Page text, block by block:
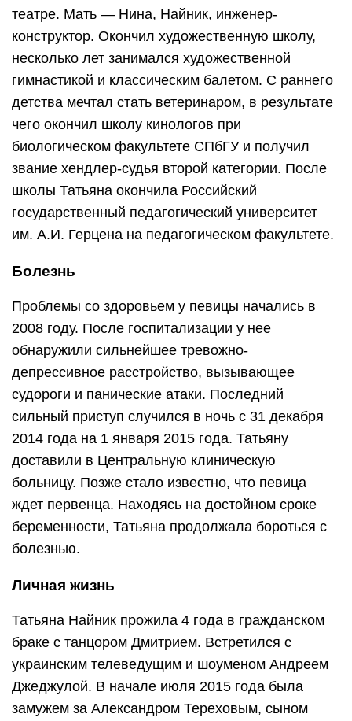
театре. Мать — Нина, Найник, инженер-
конструктор. Окончил художественную школу,
несколько лет занимался художественной
гимнастикой и классическим балетом. С раннего
детства мечтал стать ветеринаром, в результате
чего окончил школу кинологов при
биологическом факультете СПбГУ и получил
звание хендлер-судья второй категории. После
школы Татьяна окончила Российский
государственный педагогический университет
им. А.И. Герцена на педагогическом факультете.
Болезнь
Проблемы со здоровьем у певицы начались в
2008 году. После госпитализации у нее
обнаружили сильнейшее тревожно-
депрессивное расстройство, вызывающее
судороги и панические атаки. Последний
сильный приступ случился в ночь с 31 декабря
2014 года на 1 января 2015 года. Татьяну
доставили в Центральную клиническую
больницу. Позже стало известно, что певица
ждет первенца. Находясь на достойном сроке
беременности, Татьяна продолжала бороться с
болезнью.
Личная жизнь
Татьяна Найник прожила 4 года в гражданском
браке с танцором Дмитрием. Встретился с
украинским телеведущим и шоуменом Андреем
Джеджулой. В начале июля 2015 года была
замужем за Александром Тереховым, сыном